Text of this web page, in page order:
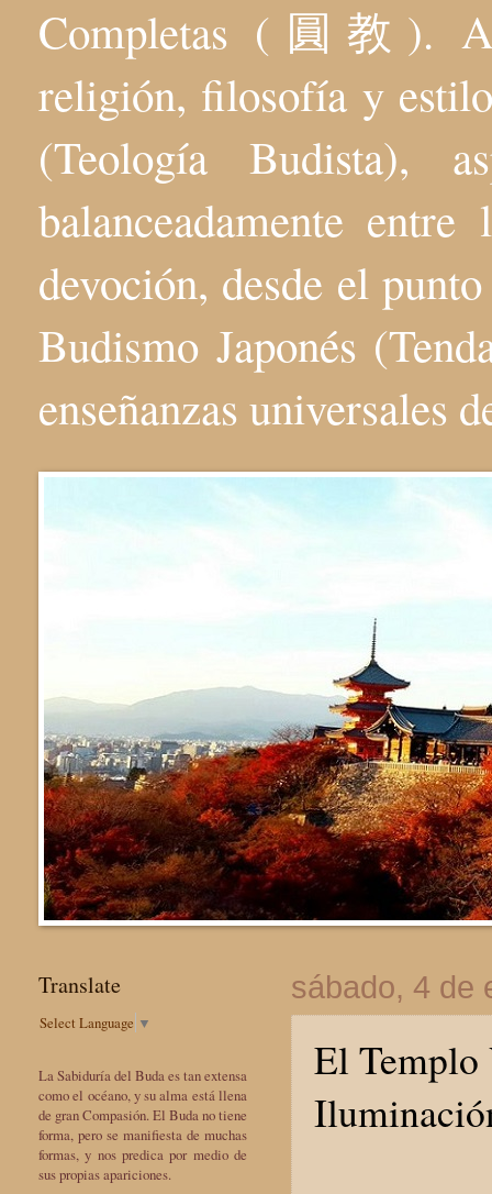
Completas (圓教).
religión, filosofía y
(Teología Budista),
balanceadamente
devoción, desde el
Budismo Japonés
enseñanzas universales
sábado, 4 de
El Templo
Translate
Select Language ▼
La Sabiduría del Buda es tan extensa
como el océano, y su alma está llena
de gran Compasión. El Buda no tiene
forma, pero se manifiesta de muchas
formas, y nos predica por medio de
sus propias apariciones.